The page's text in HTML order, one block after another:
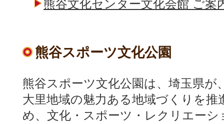
熊谷文化センター文化会館 ご案
熊谷スポーツ文化公園
熊谷スポーツ文化公園は、埼玉県が
大里地域の魅力ある地域づくりを推
め、文化・スポーツ・レクリエーシ